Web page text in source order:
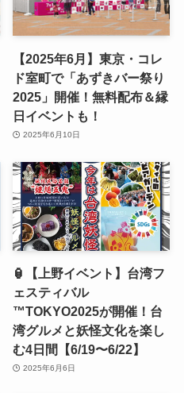
【2025年6月】東京・コレ
ド室町で「あずきバー祭り
2025」開催！無料配布＆縁
日イベントも！
2025年6月10日
🏮【上野イベント】台湾フ
ェスティバル
™TOKYO2025が開催！台
湾グルメと妖怪文化を楽し
む4日間【6/19〜6/22】
2025年6月6日